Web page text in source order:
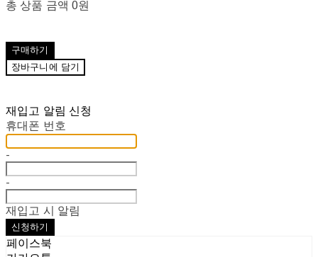
총 상품 금액 0원
구매하기
장바구니에 담기
재입고 알림 신청
휴대폰 번호
-
-
재입고 시 알림
신청하기
페이스북